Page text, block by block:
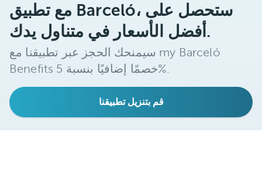
مع تطبيق Barceló، ستحصل على
أفضل الأسعار في متناول يدك.
سيمنحك الحجز عبر تطبيقنا مع my Barceló
Benefits خصمًا إضافيًا بنسبة 5%.
قم بتنزيل تطبيقنا